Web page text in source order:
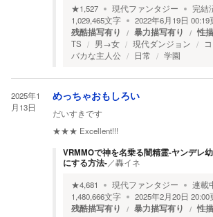
★1,527 現代ファンタジー 完結
1,029,465文字 2022年6月19日 00:19
残酷描写有り 暴力描写有り 性
TS 男→女 現代ダンジョン
バカな主人公
日常 学園
2025年1
月13日
めっちゃおもしろい
だいすきです
★★★ Excellent!!!
VRMMOで神を名乗る闇精霊-ヤンデレ
にする方法-／轟イネ
★4,681 現代ファンタジー 連載
1,480,666文字 2025年2月20日 20:00
残酷描写有り 暴力描写有り 性